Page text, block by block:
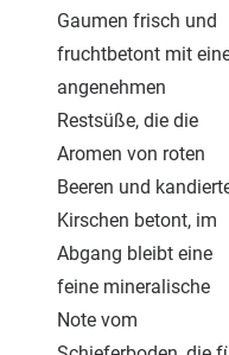
Gaumen frisch und
fruchtbetont mit
angenehmen
Restsüße, die die
Aromen von roten
Beeren und
Kirschen betont, im
Abgang bleibt eine
feine mineralische
Note vom